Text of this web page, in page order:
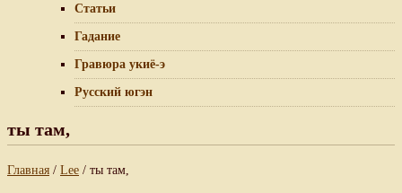
Статьи
Гадание
Гравюра укиё-э
Русский югэн
ты там,
Главная / Lee / ты там,